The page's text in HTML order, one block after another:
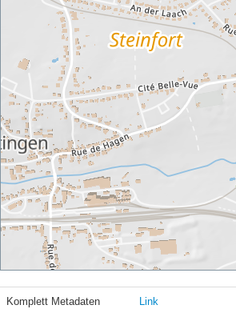
Komplett Metadaten Link